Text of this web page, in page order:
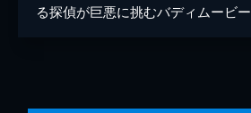
る探偵が巨悪に挑むバディムービー